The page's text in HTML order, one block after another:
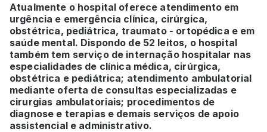
Atualmente o hospital oferece atendimento em
urgência e emergência clínica, cirúrgica,
obstétrica, pediátrica, traumato - ortopédica e em
saúde mental. Dispondo de 52 leitos, o hospital
também tem serviço de internação hospitalar nas
especialidades de clínica médica, cirúrgica,
obstétrica e pediátrica; atendimento ambulatorial
mediante oferta de consultas especializadas e
cirurgias ambulatoriais; procedimentos de
diagnose e terapias e demais serviços de apoio
assistencial e administrativo.